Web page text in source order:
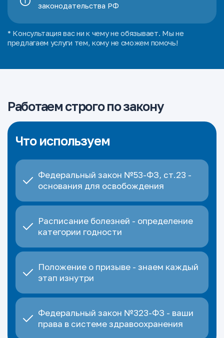
законодательства РФ
* Консультация вас ни к чему не обязывает. Мы не
предлагаем услуги тем, кому не сможем помочь!
Работаем строго по закону
Что используем
Федеральный закон №53-ФЗ, ст.23 -
основания для освобождения
Расписание болезней - определение
категории годности
Положение о призыве - знаем каждый
этап изнутри
Федеральный закон №323-ФЗ - ваши
права в системе здравоохранения